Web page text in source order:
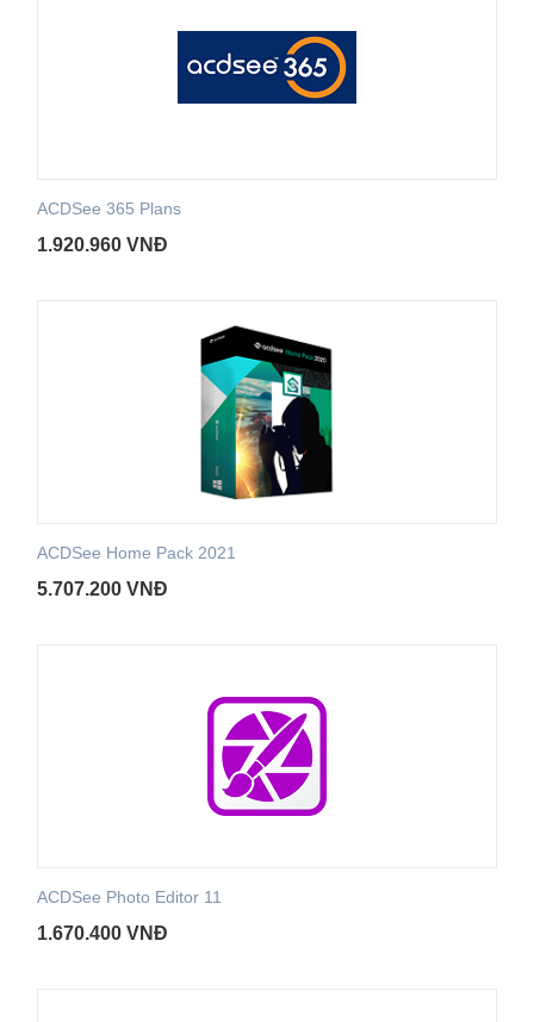
ACDSee 365 Plans
1.920.960 VNĐ
ACDSee Home Pack 2021
5.707.200 VNĐ
ACDSee Photo Editor 11
1.670.400 VNĐ